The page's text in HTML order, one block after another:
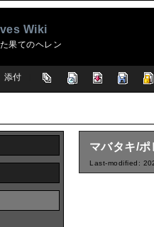
Wiki
果てのヘレン
添付
マバタキ/ポ
Last-modified: